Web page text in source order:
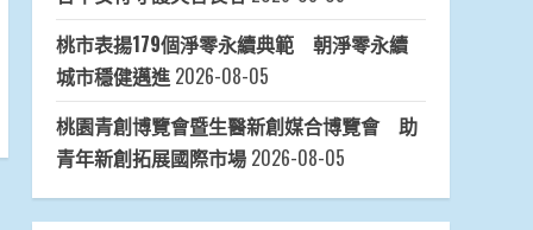
桃市表揚179個淨零永續典範 朝淨零永續
城市穩健邁進 2026-08-05
桃園青創博覽會暨生醫新創媒合博覽會 助
青年新創拓展國際市場 2026-08-05